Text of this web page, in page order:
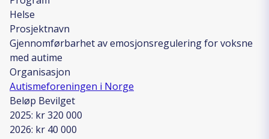
Helse
Prosjektnavn
Gjennomførbarhet av emosjonsregulering for voksne
med autime
Organisasjon
Autismeforeningen i Norge
Beløp Bevilget
2025: kr 320 000
2026: kr 40 000